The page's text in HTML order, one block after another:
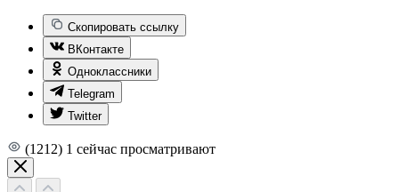
Скопировать ссылку
ВКонтакте
Одноклассники
Telegram
Twitter
(1212) 1 сейчас просматривают